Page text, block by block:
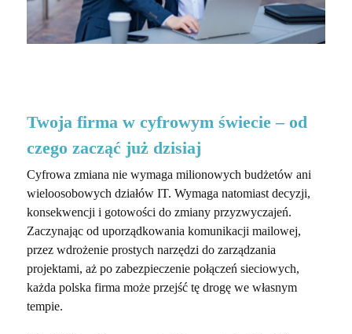
Twoja firma w cyfrowym świecie – od
czego zacząć już dzisiaj
Cyfrowa zmiana nie wymaga milionowych budżetów ani
wieloosobowych działów IT. Wymaga natomiast decyzji,
konsekwencji i gotowości do zmiany przyzwyczajeń.
Zaczynając od uporządkowania komunikacji mailowej,
przez wdrożenie prostych narzędzi do zarządzania
projektami, aż po zabezpieczenie połączeń sieciowych,
każda polska firma może przejść tę drogę we własnym
tempie.